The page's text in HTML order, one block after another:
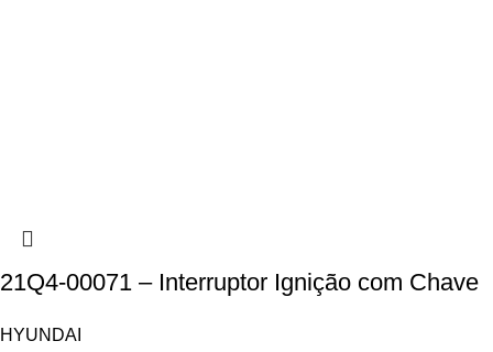
21Q4-00071 – Interruptor Ignição com Chave
HYUNDAI